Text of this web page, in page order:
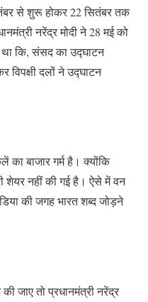
से शुरू होकर 22 सितंबर तक
नरेंद्र मोदी ने 28 मई को
था कि, संसद का उद्घाटन
विपक्षी दलों ने उद्घाटन
बाजार गर्म है। क्योंकि
शेयर नहीं की गई है। ऐसे में वन
की जगह भारत शब्द जोड़ने
जाए तो प्रधानमंत्री नरेंद्र